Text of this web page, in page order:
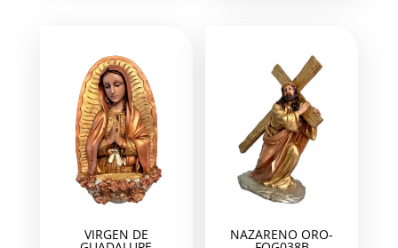
VIRGEN DE NAZARENO ORO-